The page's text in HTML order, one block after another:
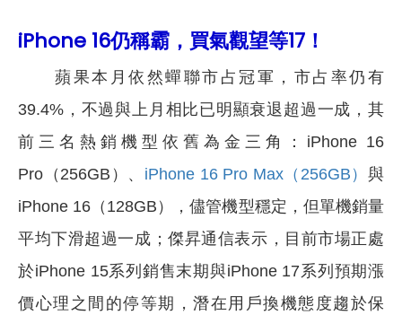
iPhone 16仍稱霸，買氣觀望等17！
蘋果本月依然蟬聯市占冠軍，市占率仍有
39.4%，不過與上月相比已明顯衰退超過一成，其
前三名熱銷機型依舊為金三角：iPhone 16
Pro（256GB）、 iPhone 16 Pro Max（256GB）與
iPhone 16（128GB），儘管機型穩定，但單機銷量
平均下滑超過一成；傑昇通信表示，目前市場正處
於iPhone 15系列銷售末期與iPhone 17系列預期漲
價心理之間的停等期，潛在用戶換機態度趨於保